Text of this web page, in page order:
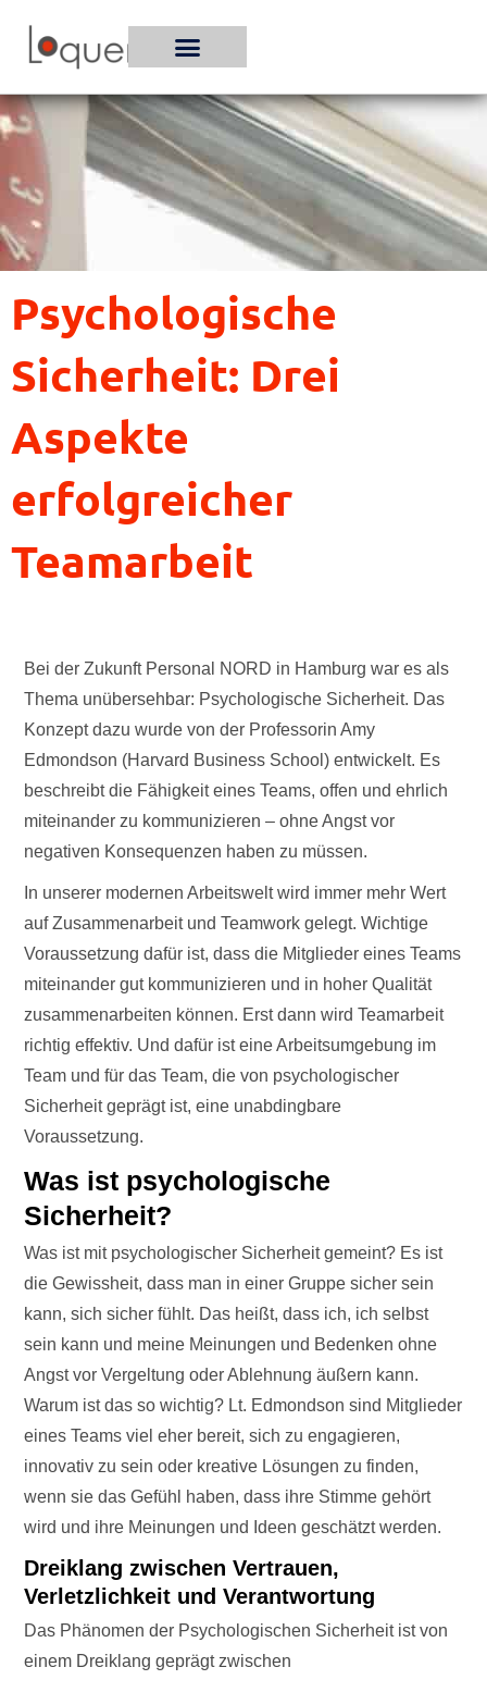
Inhalt
Psychologische
Sicherheit: Drei
Aspekte
erfolgreicher
Teamarbeit
Bei der Zukunft Personal NORD in Hamburg war es als
Thema unübersehbar: Psychologische Sicherheit. Das
Konzept dazu wurde von der Professorin Amy
Edmondson (Harvard Business School) entwickelt. Es
beschreibt die Fähigkeit eines Teams, offen und ehrlich
miteinander zu kommunizieren – ohne Angst vor
negativen Konsequenzen haben zu müssen.
In unserer modernen Arbeitswelt wird immer mehr Wert
auf Zusammenarbeit und Teamwork gelegt. Wichtige
Voraussetzung dafür ist, dass die Mitglieder eines Teams
miteinander gut kommunizieren und in hoher Qualität
zusammenarbeiten können. Erst dann wird Teamarbeit
richtig effektiv. Und dafür ist eine Arbeitsumgebung im
Team und für das Team, die von psychologischer
Sicherheit geprägt ist, eine unabdingbare
Voraussetzung.
Was ist psychologische
Sicherheit?
Was ist mit psychologischer Sicherheit gemeint? Es ist
die Gewissheit, dass man in einer Gruppe sicher sein
kann, sich sicher fühlt. Das heißt, dass ich, ich selbst
sein kann und meine Meinungen und Bedenken ohne
Angst vor Vergeltung oder Ablehnung äußern kann.
Warum ist das so wichtig? Lt. Edmondson sind Mitglieder
eines Teams viel eher bereit, sich zu engagieren,
innovativ zu sein oder kreative Lösungen zu finden,
wenn sie das Gefühl haben, dass ihre Stimme gehört
wird und ihre Meinungen und Ideen geschätzt werden.
Dreiklang zwischen Vertrauen,
Verletzlichkeit und Verantwortung
Das Phänomen der Psychologischen Sicherheit ist von
einem Dreiklang geprägt zwischen